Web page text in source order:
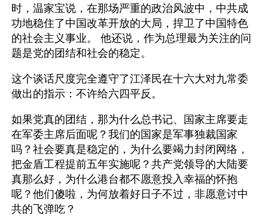
时，温家宝说，在那场严重的政治风波中，中共成
功地稳住了中国改革开放的大局，捍卫了中国特色
的社会主义事业。 他还说，作为总理最为关注的问
题是党的团结和社会的稳定。
这个谈话尺度完全遵守了江泽民在十六大对九常委
做出的指示：不许给六四平反。
如果党真的团结，那为什么总书记、国家主席要走
在军委主席后面呢？我们的国家是军事独裁国家
吗？社会要真是稳定的，为什么要竭力封闭网络，
把金盾工程提前五年实施呢？共产党领导的大陆要
真那么好，为什么港台都不愿意投入幸福的怀抱
呢？他们傻啦，为何放着好日子不过，非愿意讨中
共的飞弹吃？